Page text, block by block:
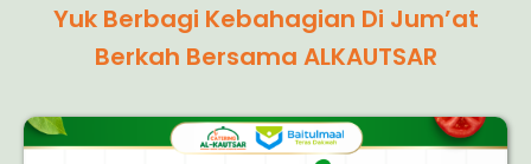
Yuk Berbagi Kebahagian Di Jum’at
Berkah Bersama ALKAUTSAR